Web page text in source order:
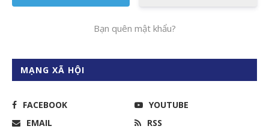
Bạn quên mật khẩu?
MẠNG XÃ HỘI
FACEBOOK
YOUTUBE
EMAIL
RSS